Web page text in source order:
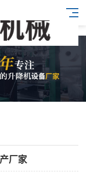
厂家